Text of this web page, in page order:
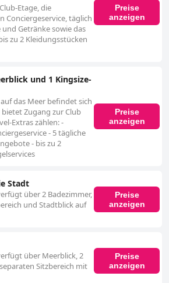
Etage, die
Conciergeservice, täglich
Getränke sowie das
zu 2 Kleidungsstücken
Preise
anzeigen
und 1 Kingsize-
das Meer befindet sich
Zugang zur Club
Extras zählen: -
- 5 tägliche
- bis zu 2
Preise
anzeigen
Stadt
über 2 Badezimmer,
und Stadtblick auf
Preise
anzeigen
über Meerblick, 2
Sitzbereich mit
Preise
anzeigen